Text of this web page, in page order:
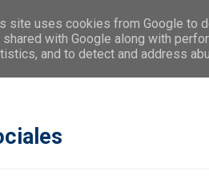
site uses cookies from Google to
shared with Google along with
and to detect and address